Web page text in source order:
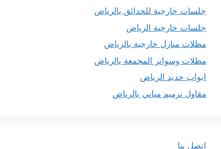
جلسات خارجية للحدائق بالرياض
جلسات خارجية الرياض
مظلات منازل خارجية بالرياض
مظلات وسواتر المجمعة بالرياض
ابواب حديد الرياض
مقاول ترميم مباني بالرياض
اتصل بنا